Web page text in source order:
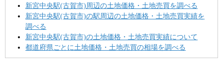
新宮中央駅(古賀市)周辺の土地価格・土地売買を調べる
新宮中央駅(古賀市)の駅周辺の土地価格・土地売買実績を
調べる
新宮中央駅(古賀市)の土地価格・土地売買実績について
都道府県ごとに土地価格・土地売買の相場を調べる